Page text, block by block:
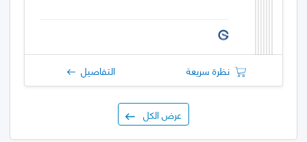
نظرة سريعة التفاصيل
عرض الكل